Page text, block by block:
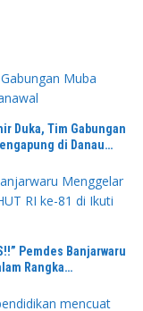
Duka, Tim Gabungan
di Danau
Pemdes Banjarwaru
Rangka